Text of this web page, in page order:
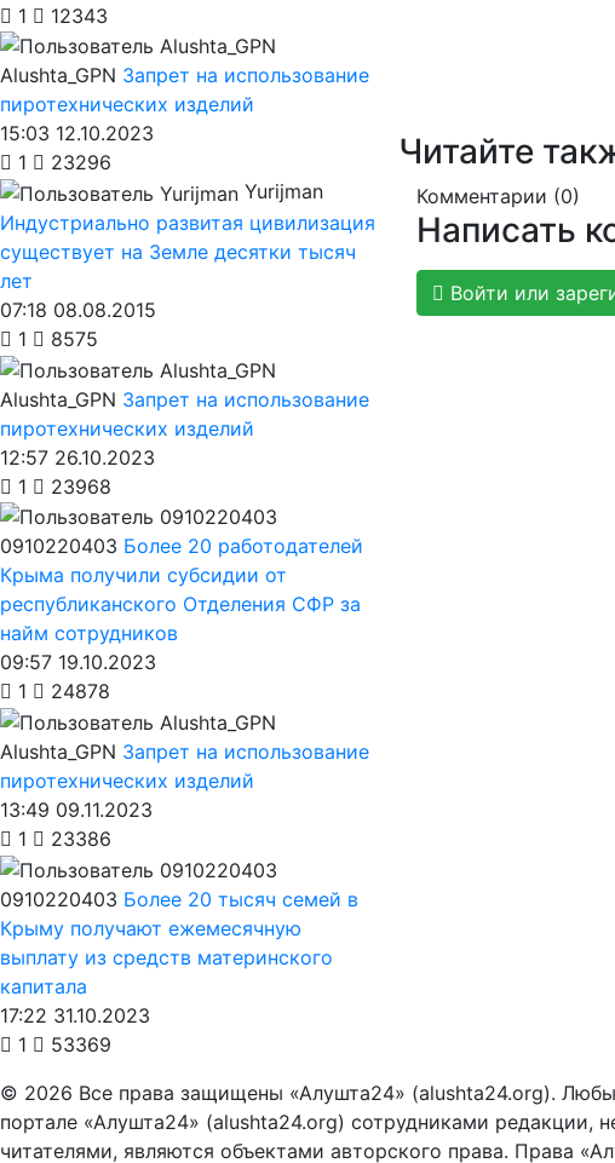
Читайте
Комментарии (0)
Написать
Войти или
1
12343
Alushta_GPN Запрет на использование
пиротехнических изделий
15:03 12.10.2023
1
23296
Yurijman
Индустриально развитая цивилизация
существует на Земле десятки тысяч
лет
07:18 08.08.2015
1
8575
Alushta_GPN Запрет на использование
пиротехнических изделий
12:57 26.10.2023
1
23968
0910220403 Более 20 работодателей
Крыма получили субсидии от
республиканского Отделения СФР за
найм сотрудников
09:57 19.10.2023
1
24878
Alushta_GPN Запрет на использование
пиротехнических изделий
13:49 09.11.2023
1
23386
0910220403 Более 20 тысяч семей в
Крыму получают ежемесячную
выплату из средств материнского
капитала
17:22 31.10.2023
1
53369
© 2026 Все права защищены «Алушта24» (alushta24.org).
портале «Алушта24» (alushta24.org) сотрудниками редакции,
читателями, являются объектами авторского права. Права